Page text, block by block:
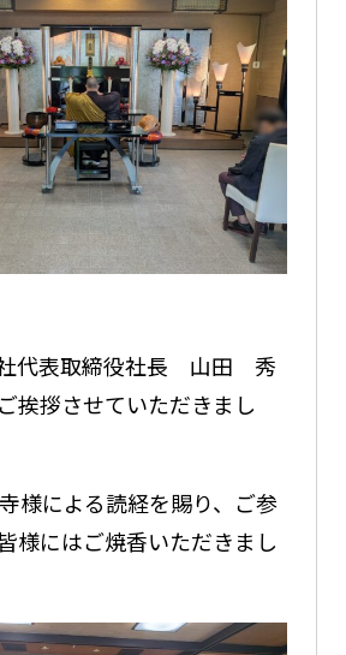
代表取締役社長 山田 秀
挨拶させていただきまし
様による読経を賜り、ご参
様にはご焼香いただきまし